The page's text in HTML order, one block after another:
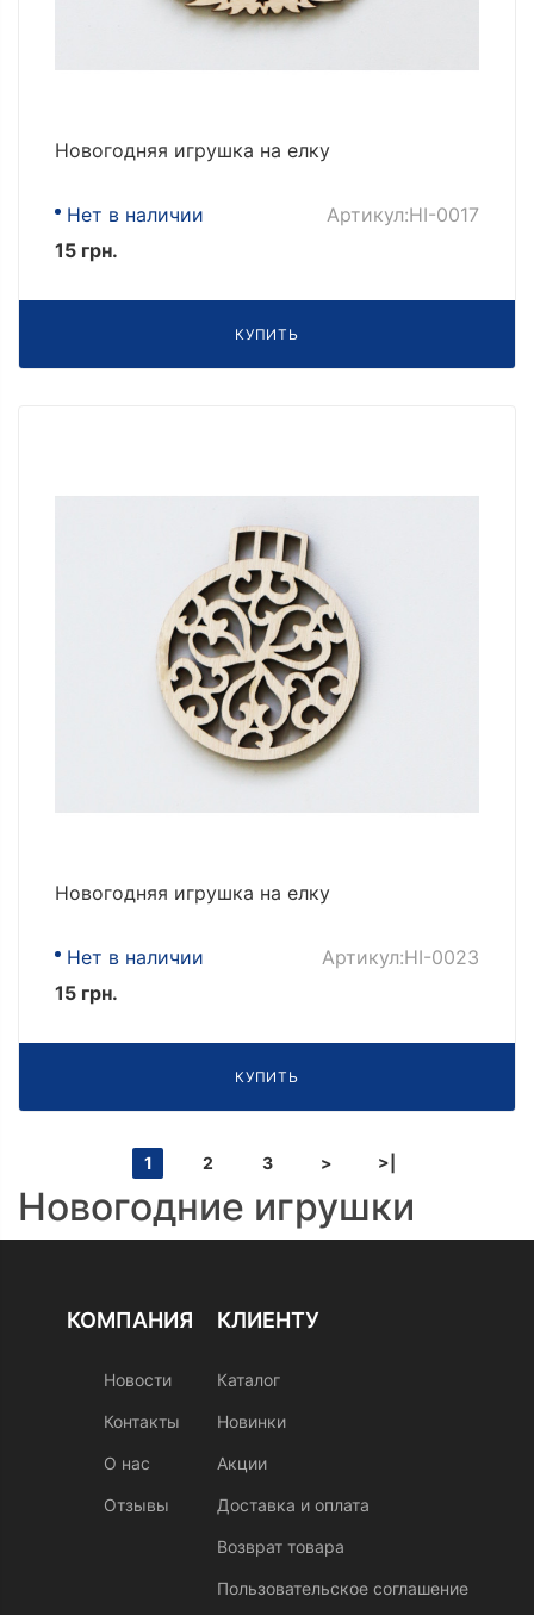
Новогодняя игрушка на елку
Нет в наличии
Артикул:НІ-0017
15 грн.
КУПИТЬ
Новогодняя игрушка на елку
Нет в наличии
Артикул:НІ-0023
15 грн.
КУПИТЬ
1 2 3 > >|
Новогодние игрушки
КОМПАНИЯ
Новости
Контакты
О нас
Отзывы
КЛИЕНТУ
Каталог
Новинки
Акции
Доставка и оплата
Возврат товара
Пользовательское соглашение